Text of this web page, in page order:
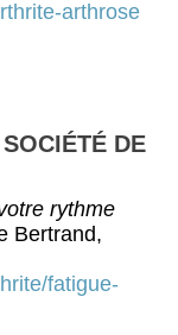
arthrose
DE
rythme
Bertrand,
fatigue-